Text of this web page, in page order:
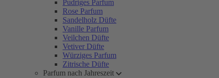
Pudriges Parfum
Rose Parfum
Sandelholz Düfte
Vanille Parfum
Veilchen Düfte
Vetiver Düfte
Würziges Parfum
Zitrische Düfte
Parfum nach Jahreszeit